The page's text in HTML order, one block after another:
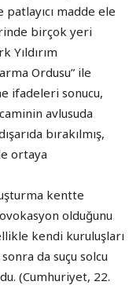
madde ele
birçok yeri
Yıldırım
Ordusu” ile
ifadeleri sonucu,
avlusuda
bırakılmış,
ortaya
kentte
olduğunu
kendi kuruluşları
da suçu solcu
(Cumhuriyet, 22.